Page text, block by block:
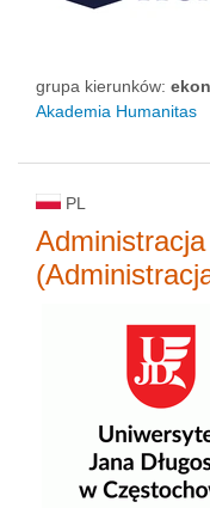
grupa kierunków:
Akademia Humanitas
PL